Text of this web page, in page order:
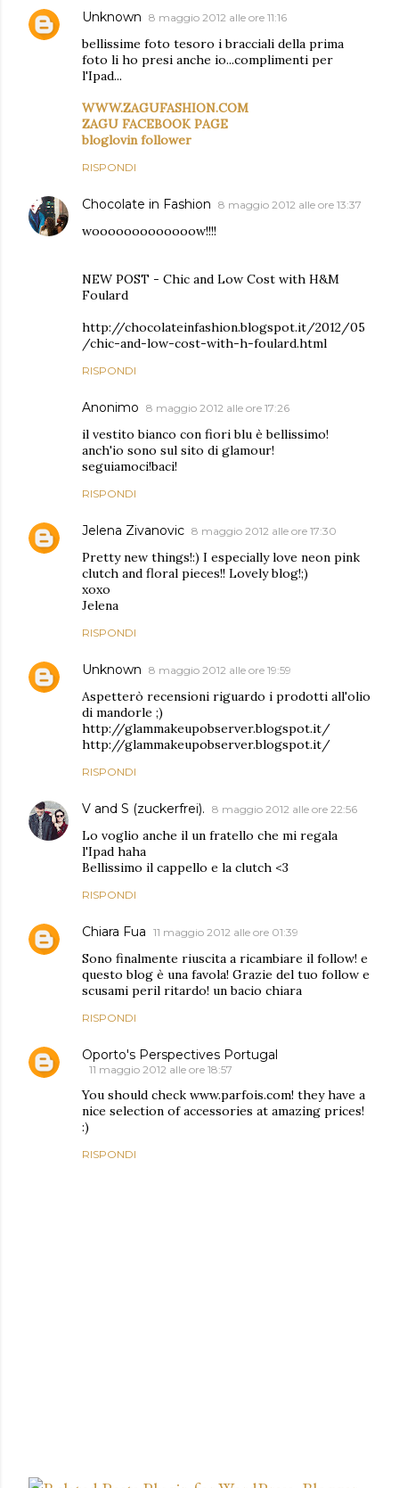
Unknown 8 maggio 2012 alle ore 11:16
bellissime foto tesoro i bracciali della prima
foto li ho presi anche io...complimenti per
l'Ipad...
WWW.ZAGUFASHION.COM
ZAGU FACEBOOK PAGE
bloglovin follower
RISPONDI
Chocolate in Fashion 8 maggio 2012 alle ore 13:37
wooooooooooooow!!!!
NEW POST - Chic and Low Cost with H&M
Foulard
http://chocolateinfashion.blogspot.it/2012/05
/chic-and-low-cost-with-h-foulard.html
RISPONDI
Anonimo 8 maggio 2012 alle ore 17:26
il vestito bianco con fiori blu è bellissimo!
anch'io sono sul sito di glamour!
seguiamoci!baci!
RISPONDI
Jelena Zivanovic 8 maggio 2012 alle ore 17:30
Pretty new things!:) I especially love neon pink
clutch and floral pieces!! Lovely blog!;)
xoxo
Jelena
RISPONDI
Unknown 8 maggio 2012 alle ore 19:59
Aspetterò recensioni riguardo i prodotti all'olio
di mandorle ;)
http://glammakeupobserver.blogspot.it/
http://glammakeupobserver.blogspot.it/
RISPONDI
V and S (zuckerfrei). 8 maggio 2012 alle ore 22:56
Lo voglio anche il un fratello che mi regala
l'Ipad haha
Bellissimo il cappello e la clutch <3
RISPONDI
Chiara Fua 11 maggio 2012 alle ore 01:39
Sono finalmente riuscita a ricambiare il follow! e
questo blog è una favola! Grazie del tuo follow e
scusami peril ritardo! un bacio chiara
RISPONDI
Oporto's Perspectives Portugal
11 maggio 2012 alle ore 18:57
You should check www.parfois.com! they have a
nice selection of accessories at amazing prices!
:)
RISPONDI